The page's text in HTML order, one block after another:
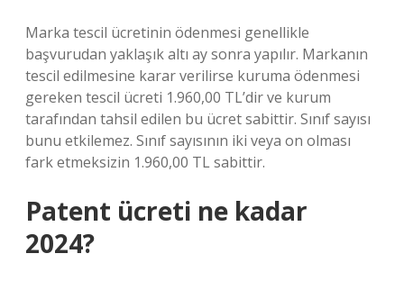
Marka tescil ücretinin ödenmesi genellikle
başvurudan yaklaşık altı ay sonra yapılır. Markanın
tescil edilmesine karar verilirse kuruma ödenmesi
gereken tescil ücreti 1.960,00 TL’dir ve kurum
tarafından tahsil edilen bu ücret sabittir. Sınıf sayısı
bunu etkilemez. Sınıf sayısının iki veya on olması
fark etmeksizin 1.960,00 TL sabittir.
Patent ücreti ne kadar
2024?